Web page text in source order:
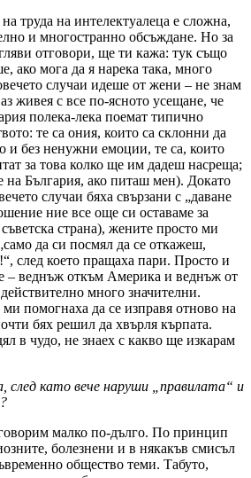
труда на интелектуалеца е сложна,
и многостранно обсъждане. Но за
отговори, ще ти кажа: тук също
ако мога да я нарека така, много
случаи идеше от жени – не знам
живея с все по-ясното усещане, че
полека-лека поемат типично
те са ония, които са склонни да
и без ненужни емоции, те са, които
за това колко ще им дадеш насреща;
на България, ако питаш мен). Докато
случаи бяха свързани с „даване
ние все още си оставаме за
страна), жените просто ми
да си посмял да се откажеш,
след което пращаха пари. Просто и
– веднъж откъм Америка и веднъж от
много значителни.
помогнаха да се изправя отново на
бях решил да хвърля кърпата.
в чудо, не знаех с какво ще изкарам
след като вече наруши „правилата“ и
малко по-дълго. По принцип
болезнени и в някакъв смисъл
общество теми. Табуто,